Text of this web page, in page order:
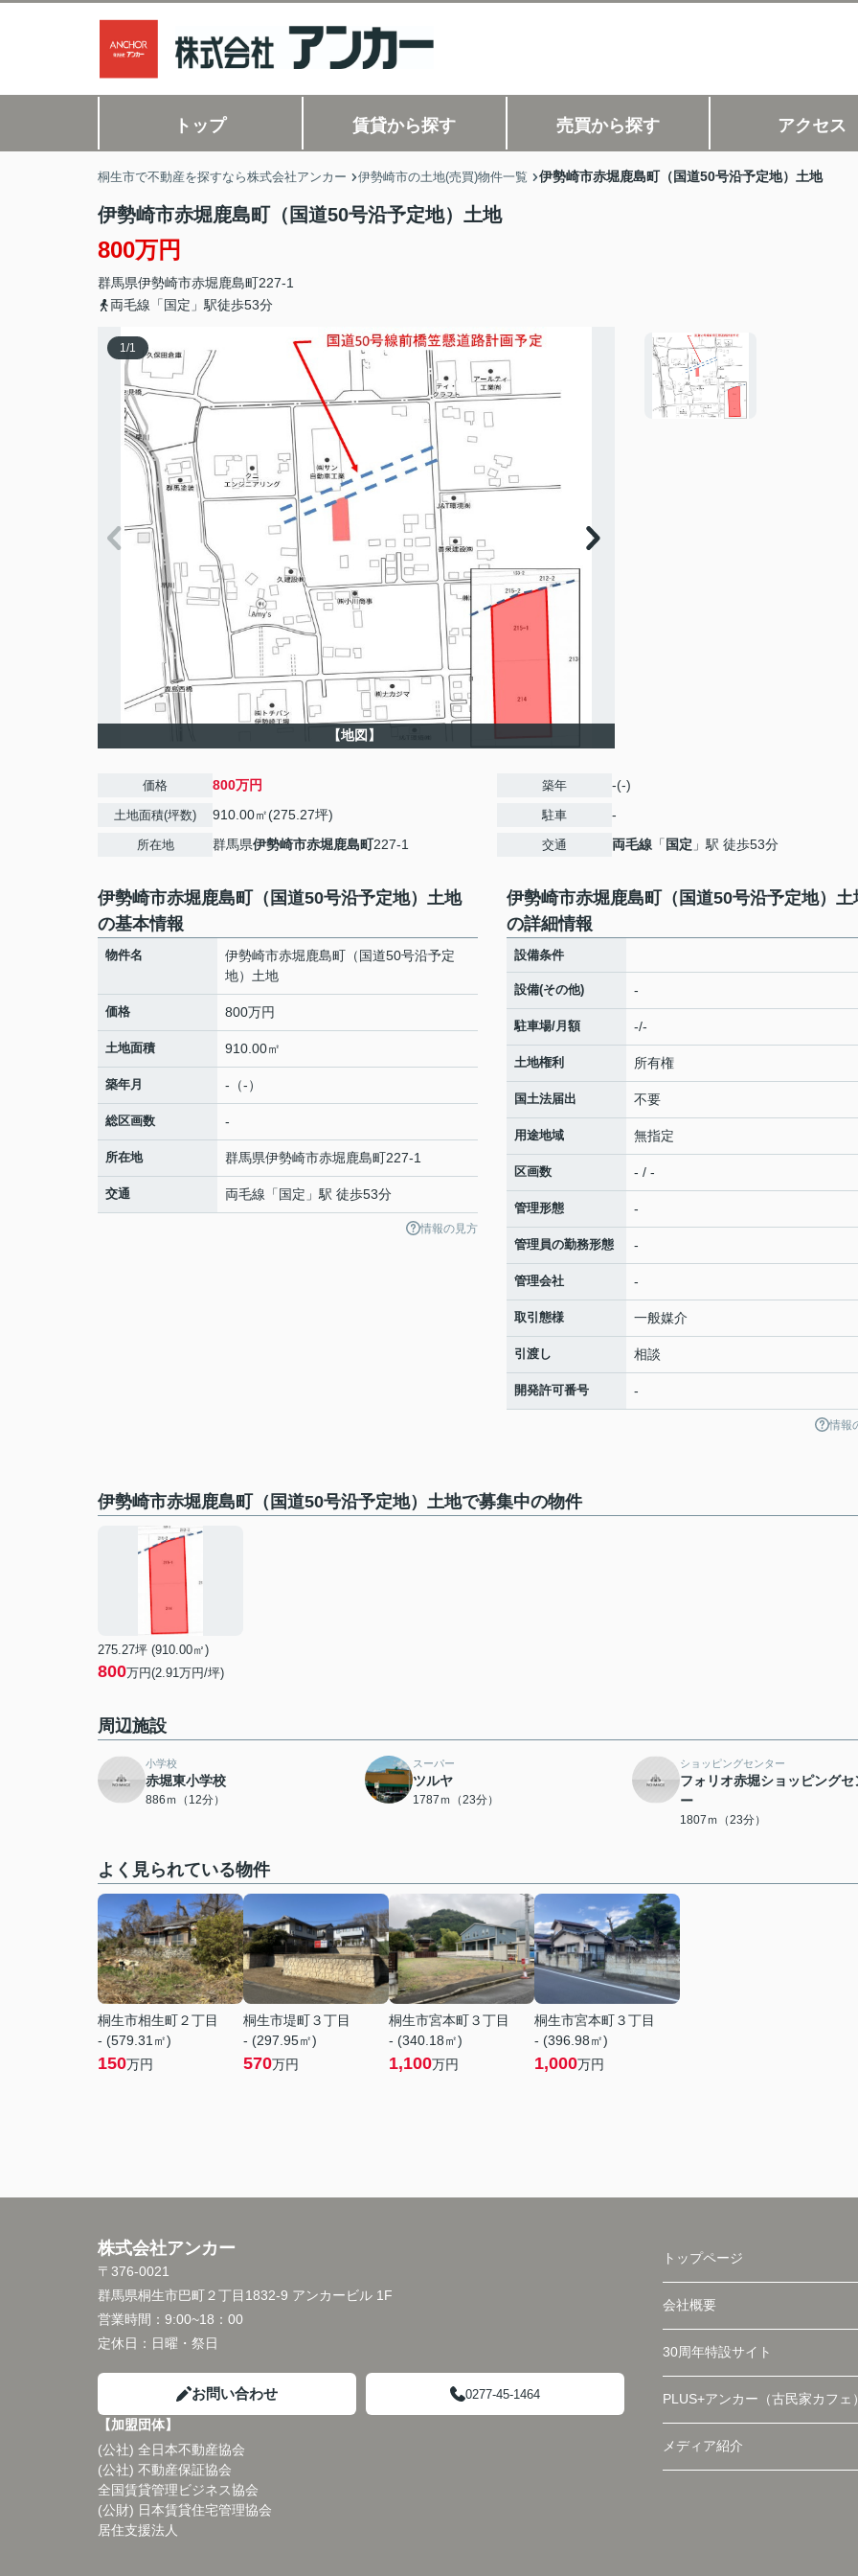
トップ 賃貸から探す 売買から探す アクセス
桐生市で不動産を探すなら株式会社アンカー 伊勢崎市の土地(売買)物件一覧 伊勢崎市赤堀鹿島町（国道50号沿予定地）土地
伊勢崎市赤堀鹿島町（国道50号沿予定地）土地
800万円
群馬県伊勢崎市赤堀鹿島町227-1
両毛線「国定」駅徒歩53分
1/1
【地図】
価格 800万円
土地面積(坪数) 910.00㎡(275.27坪)
所在地 群馬県伊勢崎市赤堀鹿島町227-1
築年 -(-)
駐車 -
交通 両毛線 「 国定 」駅 徒歩53分
伊勢崎市赤堀鹿島町（国道50号沿予定地）土地
の基本情報
物件名
伊勢崎市赤堀鹿島町（国道50号沿予定
地）土地
価格 800万円
土地面積 910.00㎡
築年月 -（-）
総区画数 -
所在地 群馬県伊勢崎市赤堀鹿島町227-1
交通 両毛線 「 国定 」駅 徒歩53分
情報の見方
伊勢崎市赤堀鹿島町（国道50号沿予定地）土
の詳細情報
設備条件
設備(その他) -
駐車場/月額 -/-
土地権利 所有権
国土法届出 不要
用途地域 無指定
区画数 - / -
管理形態 -
管理員の勤務形態 -
管理会社 -
取引態様 一般媒介
引渡し 相談
開発許可番号 -
情報
伊勢崎市赤堀鹿島町（国道50号沿予定地）土地で募集中の物件
275.27坪 (910.00㎡)
800万円(2.91万円/坪)
周辺施設
小学校
赤堀東小学校
886ｍ（12分）
スーパー
ツルヤ
1787ｍ（23分）
ショッピングセンター
フォリオ赤堀ショッピングセ
ー
1807ｍ（23分）
よく見られている物件
桐生市相生町２丁目
- (579.31㎡)
150万円
桐生市堤町３丁目
- (297.95㎡)
570万円
桐生市宮本町３丁目
- (340.18㎡)
1,100万円
桐生市宮本町３丁目
- (396.98㎡)
1,000万円
株式会社アンカー
〒376-0021
群馬県桐生市巴町２丁目1832-9 アンカービル 1F
営業時間： 9:00~18：00
定休日： 日曜・祭日
お問い合わせ 0277-45-1464
【加盟団体】
(公社) 全日本不動産協会
(公社) 不動産保証協会
全国賃貸管理ビジネス協会
(公財) 日本賃貸住宅管理協会
居住支援法人
トップページ
会社概要
30周年特設サイト
PLUS+アンカー（古民家カフェ
メディア紹介